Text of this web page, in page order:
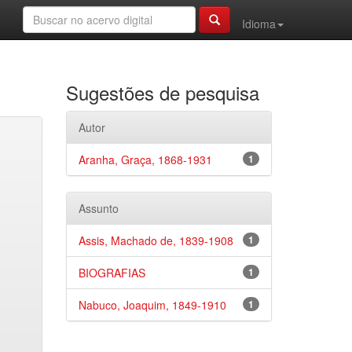
Idioma
Sugestões de pesquisa
Autor
1
Aranha, Graça, 1868-1931
Assunto
1
Assis, Machado de, 1839-1908
1
BIOGRAFIAS
1
Nabuco, Joaquim, 1849-1910